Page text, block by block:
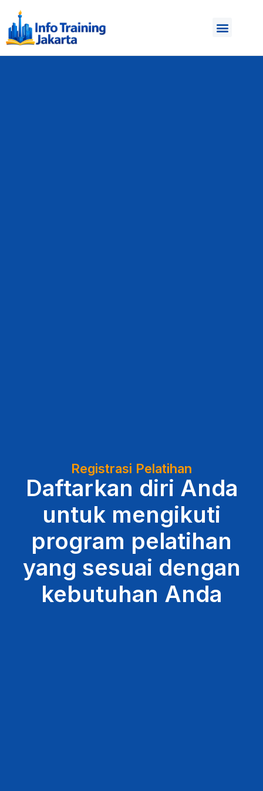
Registrasi Pelatihan
Daftarkan diri Anda
untuk mengikuti
program pelatihan
yang sesuai dengan
kebutuhan Anda